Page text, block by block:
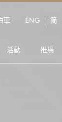
車 ENG 简
活動 推廣